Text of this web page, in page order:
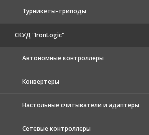
Турникеты-триподы
СКУД "IronLogic"
Автономные контроллеры
Конвертеры
Настольные считыватели и адаптеры
Сетевые контроллеры